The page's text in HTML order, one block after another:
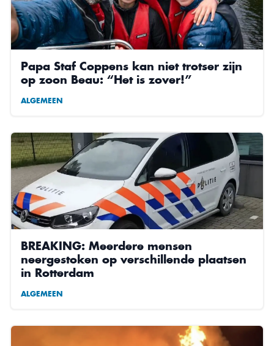
Papa Staf Coppens kan niet trotser zijn
op zoon Beau: “Het is zover!”
ALGEMEEN
BREAKING: Meerdere mensen
neergestoken op verschillende plaatsen
in Rotterdam
ALGEMEEN